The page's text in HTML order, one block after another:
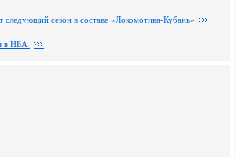
следующий сезон в составе «Локомотива-Кубань»
в НБА